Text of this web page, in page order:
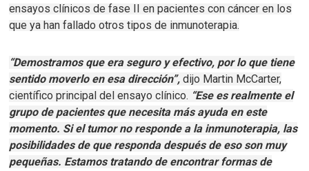
ensayos clínicos de fase II en pacientes con cáncer en los
que ya han fallado otros tipos de inmunoterapia.
“Demostramos que era seguro y efectivo, por lo que tiene
sentido moverlo en esa dirección”, dijo Martin McCarter,
científico principal del ensayo clínico. “Ese es realmente el
grupo de pacientes que necesita más ayuda en este
momento. Si el tumor no responde a la inmunoterapia, las
posibilidades de que responda después de eso son muy
pequeñas. Estamos tratando de encontrar formas de